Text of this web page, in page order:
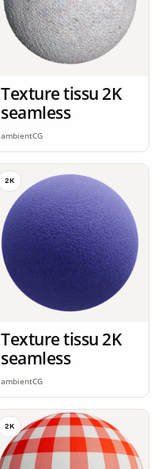
Texture tissu 2K
seamless
ambientCG
2K
Texture tissu 2K
seamless
ambientCG
2K